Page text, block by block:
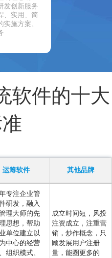
发创新服务
、实用、简
施方案、
软件的十大
运筹软件 其他品牌
专注企业管
研发，融入
理大师的先
思想，帮助
单位建立以
中心的经营
组织模式、
成立时间短，风投
注资成立，注重营
销，炒作概念，只
顾发展用户注册
量，能圈更多的